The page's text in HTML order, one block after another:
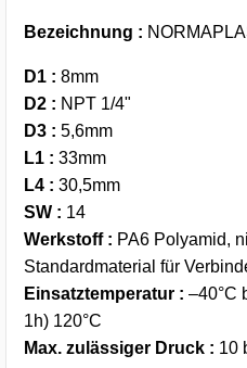
Bezeichnung :
D1 : 8mm
D2 : NPT 1/4"
D3 : 5,6mm
L1 : 33mm
L4 : 30,5mm
SW : 14
Werkstoff : PA6 Polyamid,
Standardmaterial für
Einsatztemperatur : –40°C
1h) 120°C
Max. zulässiger Druck : 10